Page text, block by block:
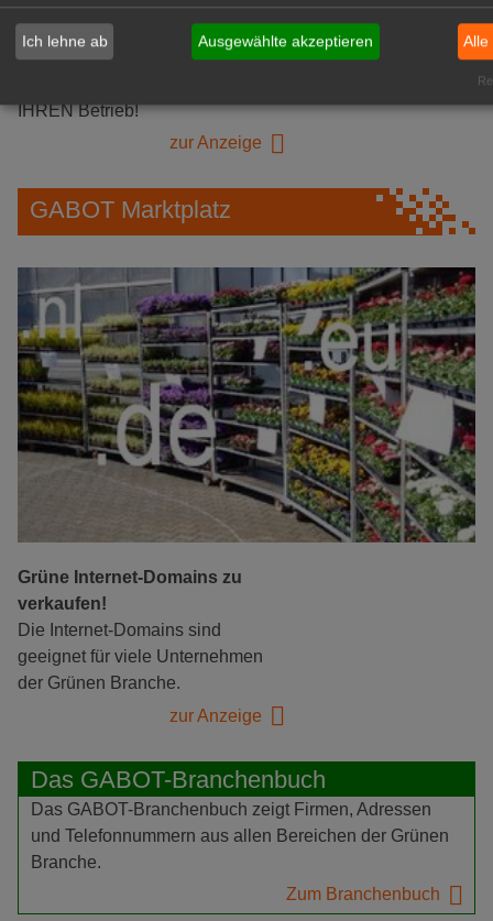
1A-Lage, ihre Chance in der
grünen Branche
IHREN Betrieb!
zur Anzeige
GABOT Marktplatz
Grüne Internet-Domains zu
verkaufen!
Die Internet-Domains sind
geeignet für viele Unternehmen
der Grünen Branche.
zur Anzeige
Das GABOT-Branchenbuch
Das GABOT-Branchenbuch zeigt Firmen, Adressen
und Telefonnummern aus allen Bereichen der Grünen
Branche.
Zum Branchenbuch
Ich lehne ab Ausgewählte akzeptieren Alle